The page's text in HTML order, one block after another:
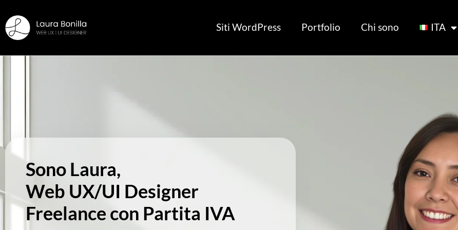
Siti WordPress Portfolio Chi sono ITA
Sono Laura,
Web UX/UI Designer
Freelance con Partita IVA